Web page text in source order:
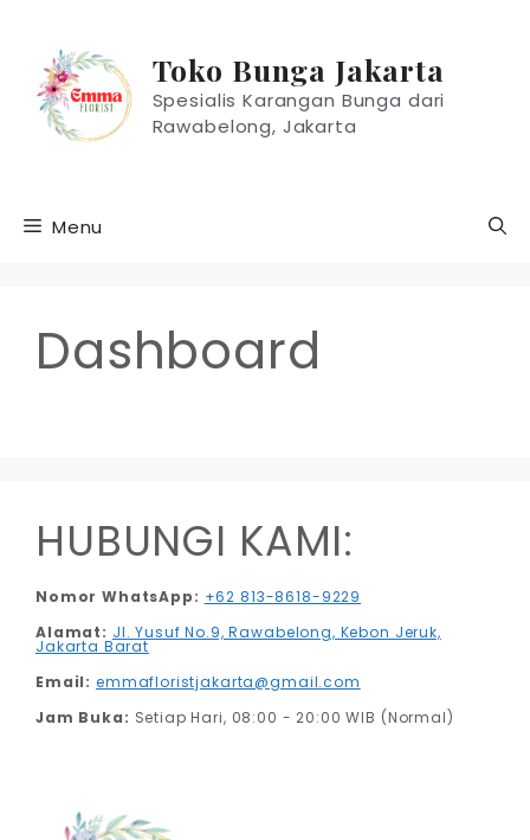
Toko Bunga Jakarta
Spesialis Karangan Bunga dari
Rawabelong, Jakarta
Menu
Dashboard
HUBUNGI KAMI:
Nomor WhatsApp: +62 813-8618-9229
Alamat: Jl. Yusuf No.9, Rawabelong, Kebon Jeruk,
Jakarta Barat
Email: emmafloristjakarta@gmail.com
Jam Buka: Setiap Hari, 08:00 - 20:00 WIB (Normal)